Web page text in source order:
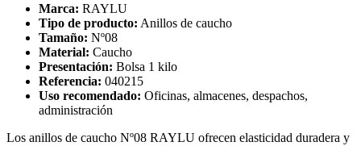
Marca: RAYLU
Tipo de producto: Anillos de caucho
Tamaño: Nº08
Material: Caucho
Presentación: Bolsa 1 kilo
Referencia: 040215
Uso recomendado: Oficinas, almacenes, despachos,
administración
Los anillos de caucho Nº08 RAYLU ofrecen elasticidad duradera y